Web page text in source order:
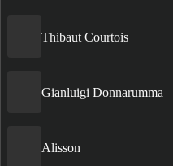
Thibaut Courtois
Gianluigi Donnarumma
Alisson